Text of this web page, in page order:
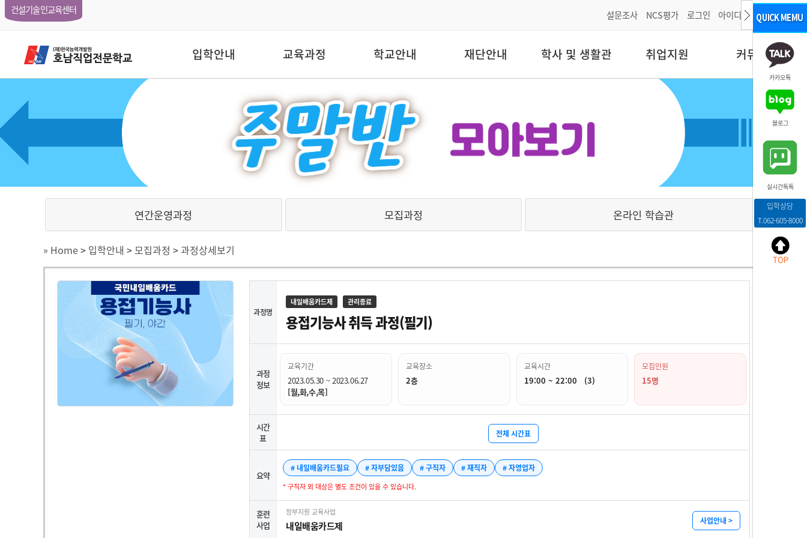
건설기술인교육센터 설문조사 NCS평가 로그인 아이디/비밀번호찾기
입학안내 교육과정 학교안내 재단안내 학사 및 생활관 취업지원 커뮤니티
연간운영과정 모집과정 온라인 학습관
» Home> 입학안내 > 모집과정 >과정상세보기
과정명
내일배움카드제 관리종료
용접기능사 취득 과정(필기)
과정
정보
교육기간
2023.05.30 ~ 2023.06.27
[월,화,수,목]
교육장소
2층
교육시간
19:00 ~ 22:00 (3)
모집인원
15명
시간
표
전체 시간표
요약
# 내일배움카드필요 # 자부담있음 # 구직자 # 재직자 # 자영업자
* 구직자 외 대상은 별도 조건이 있을 수 있습니다.
훈련
사업
정부지원 교육사업
내일배움카드제 사업안내 >
카카오톡
블로그
실시간톡톡
입학상담
T.062-605-8000